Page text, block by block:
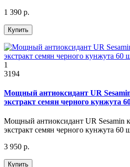
1 390 р.
Купить
1
3194
Мощный антиоксидант UR
экстракт семян черного кунжута
Мощный антиоксидант UR Sesamin
экстракт семян черного кунжута 60
3 950 р.
Купить